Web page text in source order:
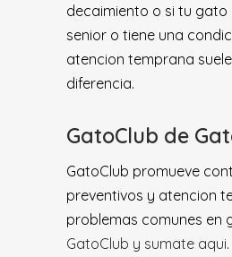
decaimiento o si tu gato
senior o tiene una
atencion temprana
diferencia.
GatoClub de
GatoClub promueve
preventivos y atencion
problemas comunes en
GatoClub y sumate aqui.